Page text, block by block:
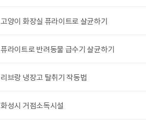
고양이 화장실 퓨라이트로 살균하기
퓨라이트로 반려동물 급수기 살균하기
리브랑 냉장고 탈취기 작동법
화성시 거점소독시설